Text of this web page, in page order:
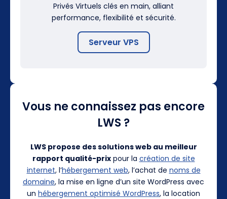
Privés Virtuels clés en main, alliant
performance, flexibilité et sécurité.
Serveur VPS
Vous ne connaissez pas encore
LWS ?
LWS propose des solutions web au meilleur
rapport qualité-prixpour la création de site
internet, l’hébergement web, l’achat de noms de
domaine, la mise en ligne d’un site WordPress avec
un hébergement optimisé WordPress, la location